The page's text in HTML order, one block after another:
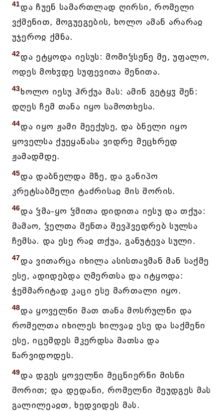
41და ჩუენ სამართლად ღირსი, რომელი
ვქმენით, მოგუეგების, ხოლო ამან არარაჲ
უჯეროჲ ქმნა.
42და ეტყოდა იესუს: მომიჴსენე მე, უფალო,
ოდეს მოხჳდე სუფევითა შენითა.
43ხოლო იესუ ჰრქუა მას: ამინ გეტყჳ შენ:
დღეს ჩემ თანა იყო სამოთხესა.
44და იყო ჟამი მეექუსე, და ბნელი იყო
ყოველსა ქუეყანასა ვიდრე მეცხრედ
ჟამადმდე.
45და დაბნელდა მზე, და განიპო
კრეტსაბმელი ტაძრისაჲ მის შორის.
46და ჴმა-ყო ჴმითა დიდითა იესუ და თქუა:
მამაო, ჴელთა შენთა შევჰვედრებ სულსა
ჩემსა. და ესე რაჲ თქუა, განუტევა სული.
47და ვითარცა იხილა ასისთავმან მან საქმე
ესე, ადიდებდა ღმერთსა და იტყოდა:
ჭეშმარიტად კაცი ესე მართალი იყო.
48და ყოველნი მათ თანა მოსრულნი და
რომელთა იხილეს ხილვაჲ ესე და საქმენი
ესე, იცემდეს მკერდსა მათსა და
წარვიდოდეს.
49და დგეს ყოველნი მეცნიერნი მისნი
შორით; და დედანი, რომელნი შეუდგეს მას
გალილეაჲთ, ხედვიდეს მას.